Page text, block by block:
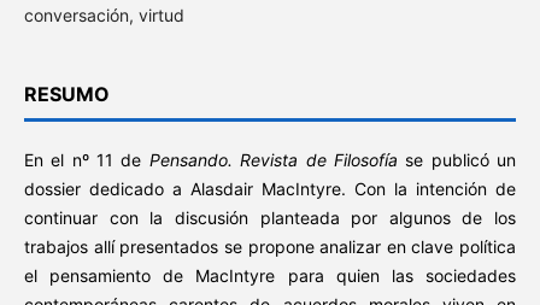
conversación, virtud
RESUMO
En el nº 11 de Pensando. Revista de Filosofía se publicó un
dossier dedicado a Alasdair MacIntyre. Con la intención de
continuar con la discusión planteada por algunos de los
trabajos allí presentados se propone analizar en clave política
el pensamiento de MacIntyre para quien las sociedades